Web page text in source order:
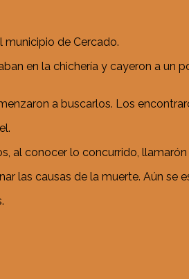
municipio de Cercado.
en la chichería y cayeron a un
a buscarlos. Los
al conocer lo concurrido,
las causas de la muerte. Aún se